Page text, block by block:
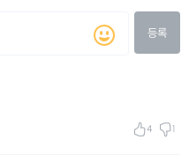
등록
4 1